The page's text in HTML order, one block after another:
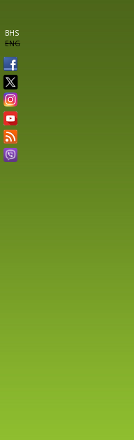
BHS
ENG